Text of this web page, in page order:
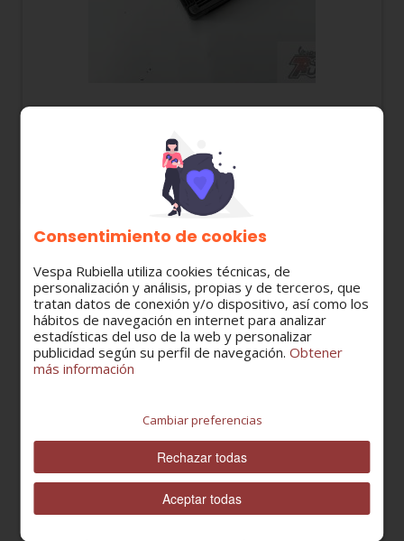
/ ALX / XE / NL / NLX / NXE / F9
Consentimiento de cookies
Vespa Rubiella utiliza cookies técnicas, de
personalización y análisis, propias y de terceros, que
tratan datos de conexión y/o dispositivo, así como los
hábitos de navegación en internet para analizar
estadísticas del uso de la web y personalizar
publicidad según su perfil de navegación.Obtener
más información
Cambiar preferencias
Rechazar todas
Aceptar todas